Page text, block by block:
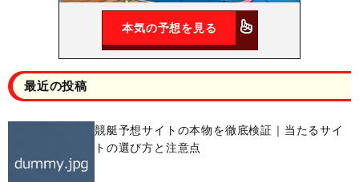
本気の予想を見る
最近の投稿
競艇予想サイトの本物を徹底検証｜当たるサイ
トの選び方と注意点